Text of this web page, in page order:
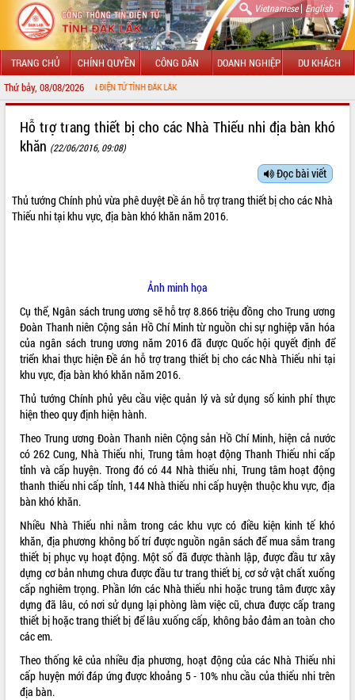
Vietnamese| English
TRANG CHỦ CHÍNH QUYỀN CÔNG DÂN DOANH NGHIỆP DU KHÁCH
Thứ bảy, 08/08/2026
THÔNG TIN ĐIỆN TỬ TỈNH ĐẮK LẮK
GIỚI THIỆU
LÃNH ĐẠO UBND TỈNH
SỞ, BAN, NGÀNH
HỆ THỐNG VĂN BẢN
VĂN BẢN HĐND TỈNH
ĐIỂM TIN VĂN BẢN
QUY HOẠCH - KẾ HOẠCH
Hỗ trợ trang thiết bị cho các Nhà Thiếu nhi địa bàn khó
khăn (22/06/2016, 09:08)
Đọc bài viết
Thủ tướng Chính phủ vừa phê duyệt Đề án hỗ trợ trang thiết bị cho các Nhà
Thiếu nhi tại khu vực, địa bàn khó khăn năm 2016.
Ảnh minh họa
Cụ thể, Ngân sách trung ương sẽ hỗ trợ 8.866 triệu đồng cho Trung ương
Đoàn Thanh niên Cộng sản Hồ Chí Minh từ nguồn chi sự nghiệp văn hóa
của ngân sách trung ương năm 2016 đã được Quốc hội quyết định để
triển khai thực hiện Đề án hỗ trợ trang thiết bị cho các Nhà Thiếu nhi tại
khu vực, địa bàn khó khăn năm 2016.
Thủ tướng Chính phủ yêu cầu việc quản lý và sử dụng số kinh phí thực
hiện theo quy định hiện hành.
Theo Trung ương Đoàn Thanh niên Cộng sản Hồ Chí Minh, hiện cả nước
có 262 Cung, Nhà Thiếu nhi, Trung tâm hoạt động Thanh Thiếu nhi cấp
tỉnh và cấp huyện. Trong đó có 44 Nhà thiếu nhi, Trung tâm hoạt động
thanh thiếu nhi cấp tỉnh, 144 Nhà thiếu nhi cấp huyện thuộc khu vực, địa
bàn khó khăn.
Nhiều Nhà Thiếu nhi nằm trong các khu vực có điều kiện kinh tế khó
khăn, địa phương không bố trí được nguồn ngân sách để mua sắm trang
thiết bị phục vụ hoạt động. Một số đã được thành lập, được đầu tư xây
dựng cơ bản nhưng chưa được đầu tư trang thiết bị, cơ sở vật chất xuống
cấp nghiêm trọng. Phần lớn các Nhà thiếu nhi hoặc trung tâm được xây
dựng đã lâu, có nơi sử dụng lại phòng làm việc cũ, chưa được cấp trang
thiết bị hoặc trang thiết bị để lâu xuống cấp, không bảo đảm an toàn cho
các em.
Theo thống kê của nhiều địa phương, hoạt động của các Nhà Thiếu nhi
cấp huyện mới đáp ứng được khoảng 5 - 10% nhu cầu của thiếu nhi trên
địa bàn.